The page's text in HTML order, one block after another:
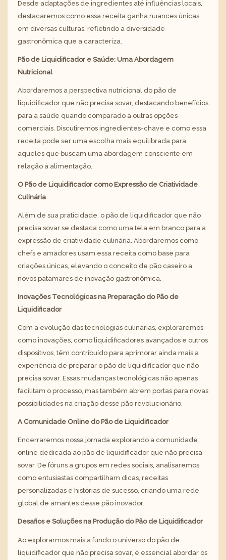
Desde adaptações de ingredientes até influências locais,
destacaremos como essa receita ganha nuances únicas
em diversas culturas, refletindo a diversidade
gastronômica que a caracteriza.
Pão de Liquidificador e Saúde: Uma Abordagem
Nutricional
Abordaremos a perspectiva nutricional do pão de
liquidificador que não precisa sovar, destacando benefícios
para a saúde quando comparado a outras opções
comerciais. Discutiremos ingredientes-chave e como essa
receita pode ser uma escolha mais equilibrada para
aqueles que buscam uma abordagem consciente em
relação à alimentação.
O Pão de Liquidificador como Expressão de Criatividade
Culinária
Além de sua praticidade, o pão de liquidificador que não
precisa sovar se destaca como uma tela em branco para a
expressão de criatividade culinária. Abordaremos como
chefs e amadores usam essa receita como base para
criações únicas, elevando o conceito de pão caseiro a
novos patamares de inovação gastronômica.
Inovações Tecnológicas na Preparação do Pão de
Liquidificador
Com a evolução das tecnologias culinárias, exploraremos
como inovações, como liquidificadores avançados e outros
dispositivos, têm contribuído para aprimorar ainda mais a
experiência de preparar o pão de liquidificador que não
precisa sovar. Essas mudanças tecnológicas não apenas
facilitam o processo, mas também abrem portas para novas
possibilidades na criação desse pão revolucionário.
A Comunidade Online do Pão de Liquidificador
Encerraremos nossa jornada explorando a comunidade
online dedicada ao pão de liquidificador que não precisa
sovar. De fóruns a grupos em redes sociais, analisaremos
como entusiastas compartilham dicas, receitas
personalizadas e histórias de sucesso, criando uma rede
global de amantes desse pão inovador.
Desafios e Soluções na Produção do Pão de Liquidificador
Ao explorarmos mais a fundo o universo do pão de
liquidificador que não precisa sovar, é essencial abordar os